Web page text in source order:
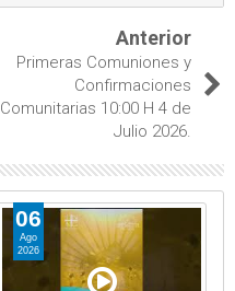
Anterior
Primeras Comuniones y
Confirmaciones
Comunitarias 10:00 H 4 de
Julio 2026.
06
Ago
2026